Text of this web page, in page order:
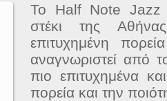
Το Half Note Jazz
στέκι της
επιτυχημένη
αναγνωριστεί από
πιο επιτυχημένα
πορεία και την